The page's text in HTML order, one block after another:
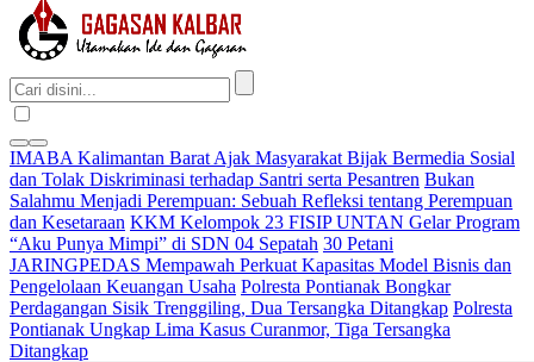
IMABA Kalimantan Barat Ajak Masyarakat Bijak Bermedia Sosial
dan Tolak Diskriminasi terhadap Santri serta Pesantren Bukan
Salahmu Menjadi Perempuan: Sebuah Refleksi tentang Perempuan
dan Kesetaraan KKM Kelompok 23 FISIP UNTAN Gelar Program
“Aku Punya Mimpi” di SDN 04 Sepatah 30 Petani
JARINGPEDAS Mempawah Perkuat Kapasitas Model Bisnis dan
Pengelolaan Keuangan Usaha Polresta Pontianak Bongkar
Perdagangan Sisik Trenggiling, Dua Tersangka Ditangkap Polresta
Pontianak Ungkap Lima Kasus Curanmor, Tiga Tersangka
Ditangkap